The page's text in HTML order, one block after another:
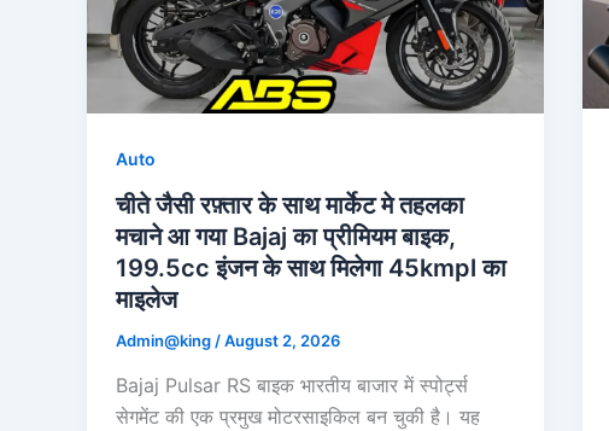
Auto
चीते जैसी रफ़्तार के साथ मार्केट मे तहलका
मचाने आ गया Bajaj का प्रीमियम बाइक,
199.5cc इंजन के साथ मिलेगा 45kmpl का
माइलेज
Admin@king /August 2, 2026
Bajaj Pulsar RS बाइक भारतीय बाजार में स्पोर्ट्स
सेगमेंट की एक प्रमुख मोटरसाइकिल बन चुकी है। यह